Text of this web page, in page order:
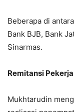
Beberapa di
Bank BJB, Bank
Sinarmas.
Remitansi
Mukhtarudin